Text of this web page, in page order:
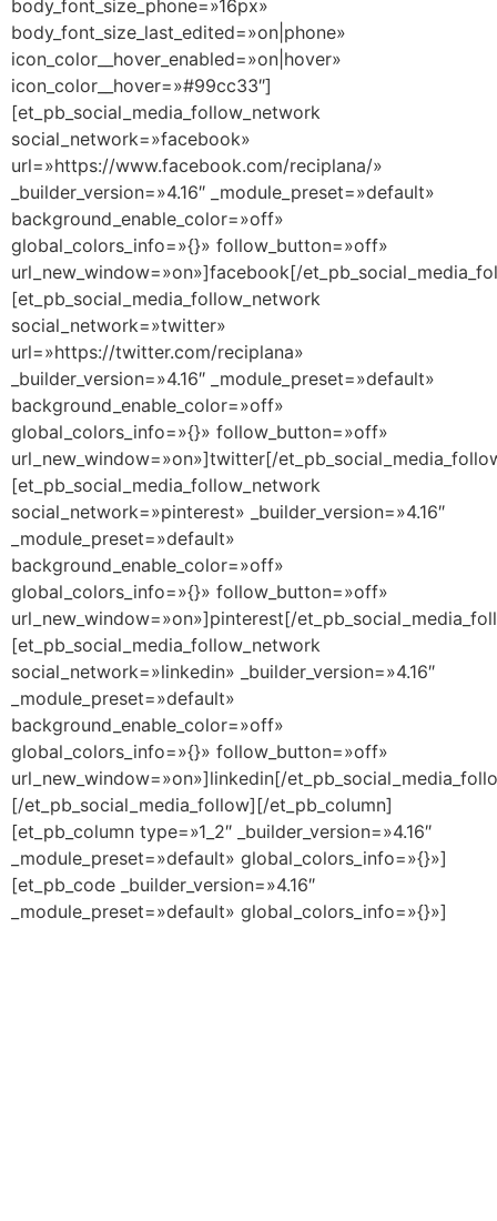
body_font_size_phone=»16px»
body_font_size_last_edited=»on|phone»
icon_color__hover_enabled=»on|hover»
icon_color__hover=»#99cc33″]
[et_pb_social_media_follow_network
social_network=»facebook»
url=»https://www.facebook.com/reciplana/»
_builder_version=»4.16″ _module_preset=»default»
background_enable_color=»off»
global_colors_info=»{}» follow_button=»off»
url_new_window=»on»]facebook[/
[et_pb_social_media_follow_network
social_network=»twitter»
url=»https://twitter.com/reciplana»
_builder_version=»4.16″ _module_preset=»default»
background_enable_color=»off»
global_colors_info=»{}» follow_button=»off»
url_new_window=»on»]twitter[/
[et_pb_social_media_follow_network
social_network=»pinterest» _builder_version=»4.16″
_module_preset=»default»
background_enable_color=»off»
global_colors_info=»{}» follow_button=»off»
url_new_window=»on»]pinterest[/
[et_pb_social_media_follow_network
social_network=»linkedin» _builder_version=»4.16″
_module_preset=»default»
background_enable_color=»off»
global_colors_info=»{}» follow_button=»off»
url_new_window=»on»]linkedin[/
[/et_pb_social_media_follow][/et_pb_column]
[et_pb_column type=»1_2″ _builder_version=»4.16″
_module_preset=»default» global_colors_info=»{}»]
[et_pb_code _builder_version=»4.16″
_module_preset=»default» global_colors_info=»{}»]